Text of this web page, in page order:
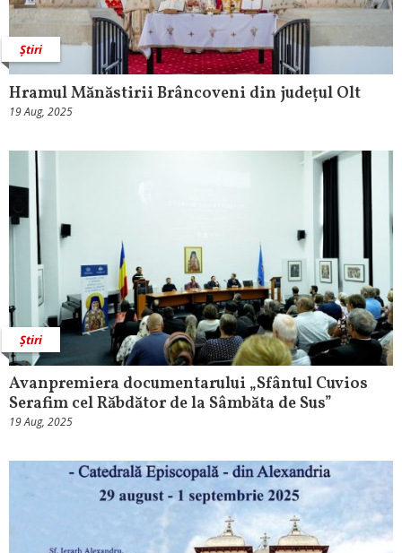
Știri
Hramul Mănăstirii Brâncoveni din județul Olt
19 Aug, 2025
Știri
Avanpremiera documentarului „Sfântul Cuvios
Serafim cel Răbdător de la Sâmbăta de Sus”
19 Aug, 2025